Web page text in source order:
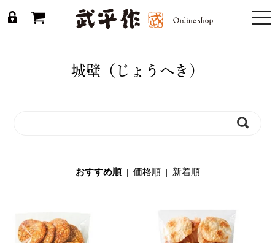
城壁（じょうへき）
おすすめ順| 価格順| 新着順